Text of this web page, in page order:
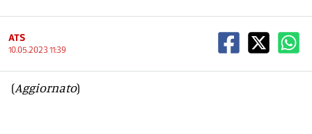
ATS
10.05.2023 11:39
(Aggiornato)